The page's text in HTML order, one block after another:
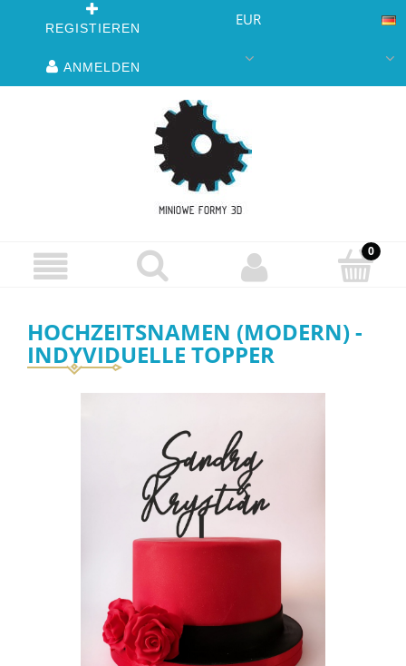
REGISTIEREN
ANMELDEN
EUR
HOCHZEITSNAMEN (MODERN) -
INDYVIDUELLE TOPPER